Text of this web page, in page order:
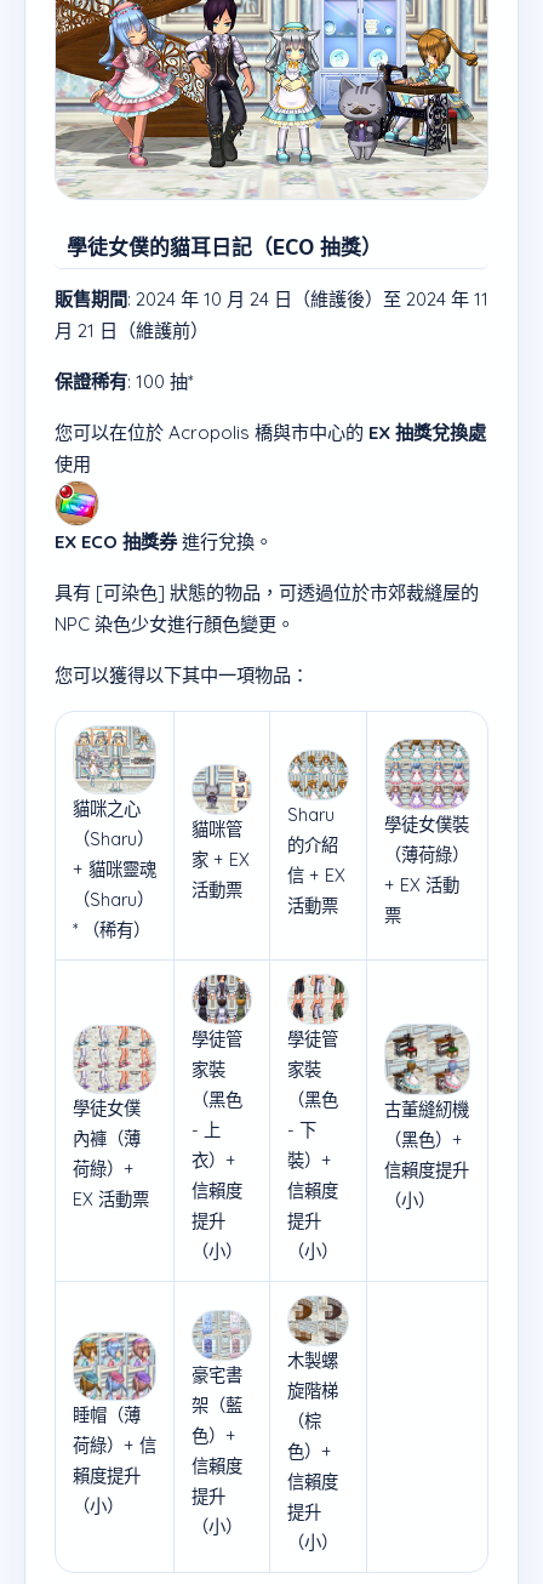
學徒女僕的貓耳日記（ECO 抽獎）
販售期間: 2024 年 10 月 24 日（維護後）至 2024 年 11
月 21 日（維護前）
保證稀有: 100 抽*
您可以在位於 Acropolis 橋與市中心的 EX 抽獎兌換處
使用
EX ECO 抽獎券進行兌換。
具有 [可染色] 狀態的物品，可透過位於市郊裁縫屋的
NPC 染色少女進行顏色變更。
您可以獲得以下其中一項物品：
貓咪之心
（Sharu）
+ 貓咪靈魂
（Sharu）
* （稀有）
貓咪管
家 + EX
活動票
Sharu
的介紹
信 + EX
活動票
學徒女僕裝
（薄荷綠）
+ EX 活動
票
學徒女僕
內褲（薄
荷綠）+
EX 活動票
學徒管
家裝
（黑色
- 上
衣）+
信賴度
提升
（小）
學徒管
家裝
（黑色
- 下
裝）+
信賴度
提升
（小）
古董縫紉機
（黑色）+
信賴度提升
（小）
睡帽（薄
荷綠）+ 信
賴度提升
（小）
豪宅書
架（藍
色）+
信賴度
提升
（小）
木製螺
旋階梯
（棕
色）+
信賴度
提升
（小）